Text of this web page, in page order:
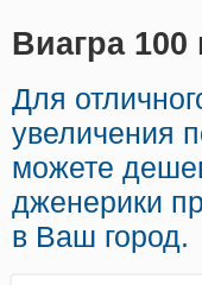
Виагра 100
Для
увеличения
можете
дженерики
в Ваш город.